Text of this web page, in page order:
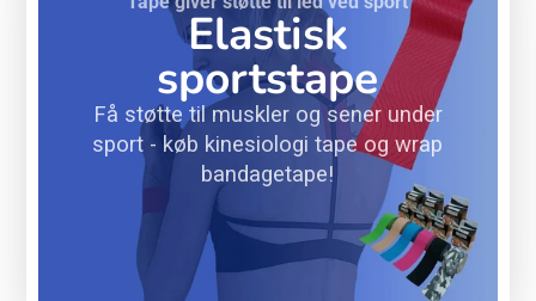
Elastisk
sportstape
Få støtte til muskler og sener under
sport - køb kinesiologi tape og wrap
bandagetape!